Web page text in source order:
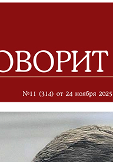
ЖУРНАЛ